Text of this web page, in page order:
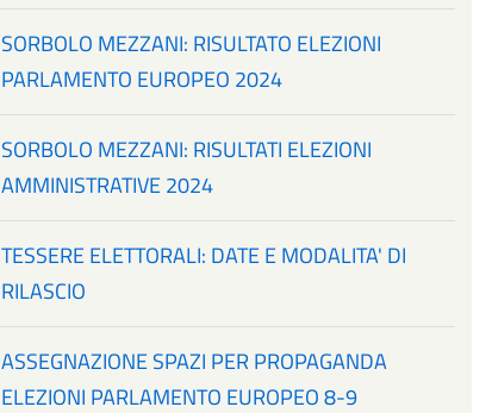
SORBOLO MEZZANI: RISULTATO ELEZIONI
PARLAMENTO EUROPEO 2024
SORBOLO MEZZANI: RISULTATI ELEZIONI
AMMINISTRATIVE 2024
TESSERE ELETTORALI: DATE E MODALITA' DI
RILASCIO
ASSEGNAZIONE SPAZI PER PROPAGANDA
ELEZIONI PARLAMENTO EUROPEO 8-9